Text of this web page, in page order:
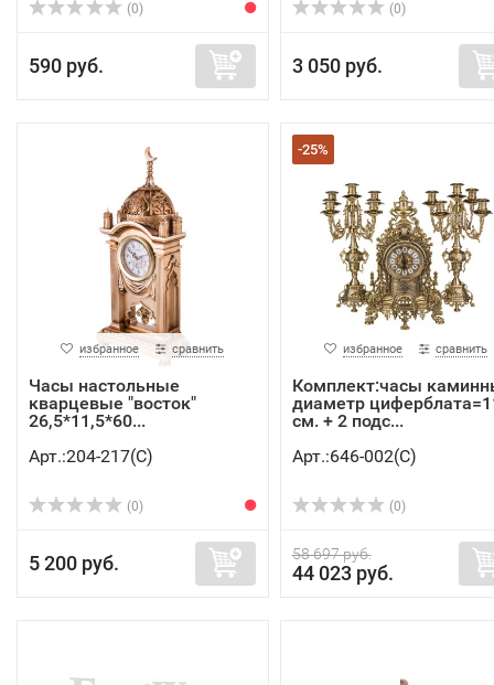
(0)
590 руб.
(0)
3 050 руб.
избранное сравнить
Часы настольные
кварцевые "восток"
26,5*11,5*60...
Арт.:204-217(C)
(0)
5 200 руб.
-25%
избранное сравнить
Комплект:часы
диаметр
см. + 2 подс...
Арт.:646-002(C)
(0)
58 697 руб.
44 023 руб.